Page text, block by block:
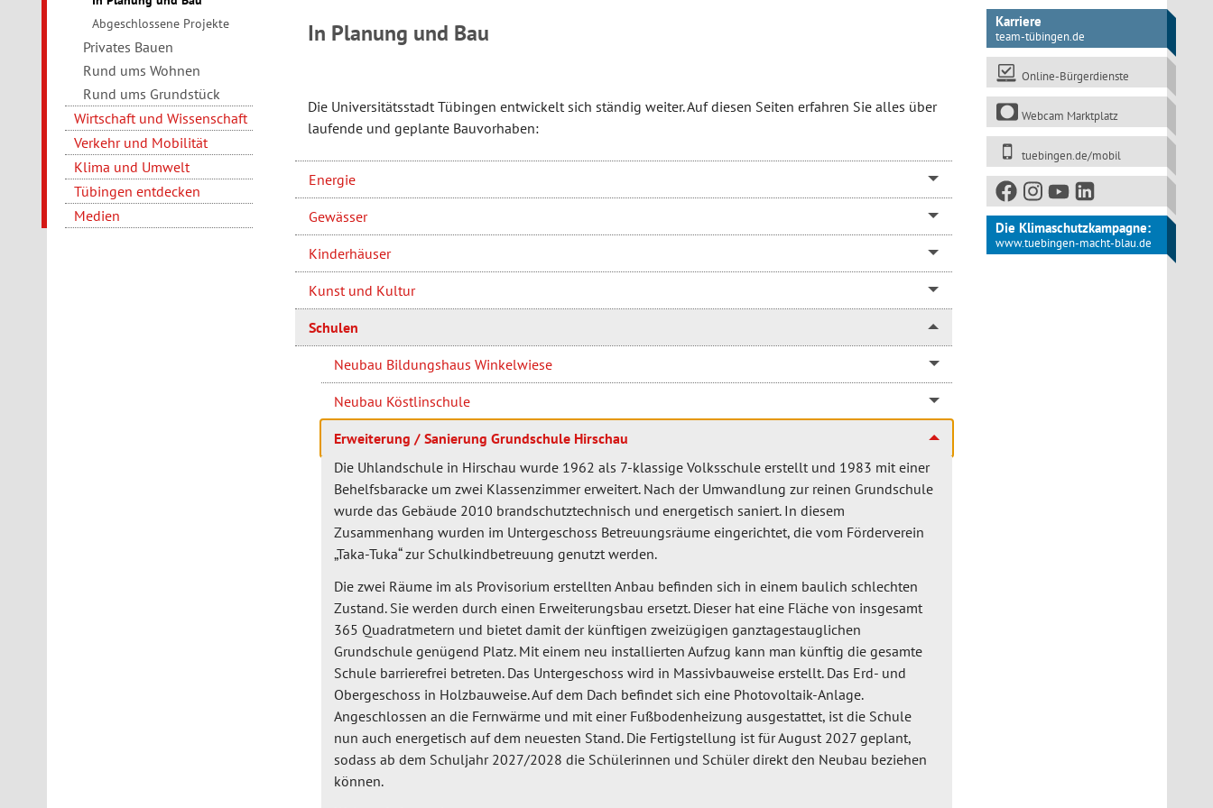
Abgeschlossene Projekte
Privates Bauen
Rund ums Wohnen
Rund ums Grundstück
Wirtschaft und Wissenschaft
Verkehr und Mobilität
Klima und Umwelt
Tübingen entdecken
Medien
In Planung und Bau
Die Universitätsstadt Tübingen entwickelt sich ständig weiter. Auf diesen Seiten erfahren Sie alles über
laufende und geplante Bauvorhaben:
Energie
Gewässer
Kinderhäuser
Kunst und Kultur
Schulen
Neubau Bildungshaus Winkelwiese
Neubau Köstlinschule
Erweiterung / Sanierung Grundschule Hirschau
Die Uhlandschule in Hirschau wurde 1962 als 7-klassige Volksschule erstellt und 1983 mit einer
Behelfsbaracke um zwei Klassenzimmer erweitert. Nach der Umwandlung zur reinen Grundschule
wurde das Gebäude 2010 brandschutztechnisch und energetisch saniert. In diesem
Zusammenhang wurden im Untergeschoss Betreuungsräume eingerichtet, die vom Förderverein
„Taka-Tuka“ zur Schulkindbetreuung genutzt werden.
Die zwei Räume im als Provisorium erstellten Anbau befinden sich in einem baulich schlechten
Zustand. Sie werden durch einen Erweiterungsbau ersetzt. Dieser hat eine Fläche von insgesamt
365 Quadratmetern und bietet damit der künftigen zweizügigen ganztagestauglichen
Grundschule genügend Platz. Mit einem neu installierten Aufzug kann man künftig die gesamte
Schule barrierefrei betreten. Das Untergeschoss wird in Massivbauweise erstellt. Das Erd- und
Obergeschoss in Holzbauweise. Auf dem Dach befindet sich eine Photovoltaik-Anlage.
Angeschlossen an die Fernwärme und mit einer Fußbodenheizung ausgestattet, ist die Schule
nun auch energetisch auf dem neuesten Stand. Die Fertigstellung ist für August 2027 geplant,
sodass ab dem Schuljahr 2027/2028 die Schülerinnen und Schüler direkt den Neubau beziehen
können.
Karriere
team-tübingen.de
Online-Bürgerdienste
Webcam Marktplatz
tuebingen.de/mobil
Die Klimaschutzkampagne:
www.tuebingen-macht-blau.de